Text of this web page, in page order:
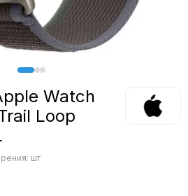
Watch
Loop
шт